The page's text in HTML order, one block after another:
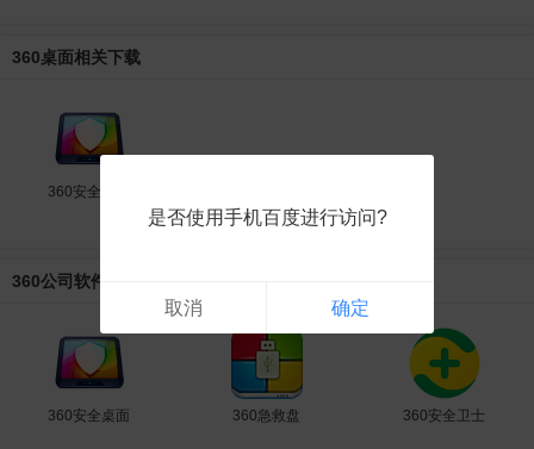
360桌面相关下载
360安全桌面
360公司软件
360安全桌面 360急救盘 360安全卫士
是否使用手机百度进行访问?
取消 确定